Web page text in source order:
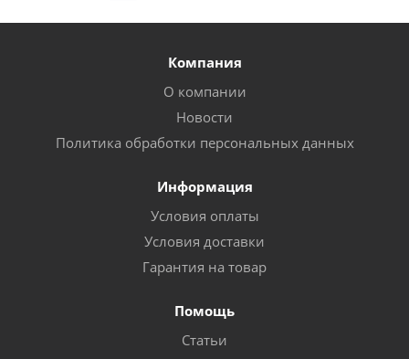
Компания
О компании
Новости
Политика обработки персональных данных
Информация
Условия оплаты
Условия доставки
Гарантия на товар
Помощь
Статьи